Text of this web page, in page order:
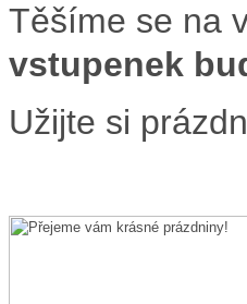
Těšíme se na
vstupenek
Užijte si